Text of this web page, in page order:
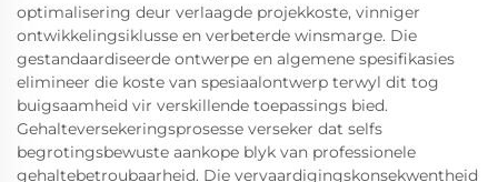
optimalisering deur verlaagde projekkoste, vinniger
ontwikkelingsiklusse en verbeterde winsmarge. Die
gestandaardiseerde ontwerpe en algemene spesifikasies
elimineer die koste van spesiaalontwerp terwyl dit tog
buigsaamheid vir verskillende toepassings bied.
Gehalteversekeringsprosesse verseker dat selfs
begrotingsbewuste aankope blyk van professionele
gehaltebetroubaarheid. Die vervaardigingskonsekwentheid